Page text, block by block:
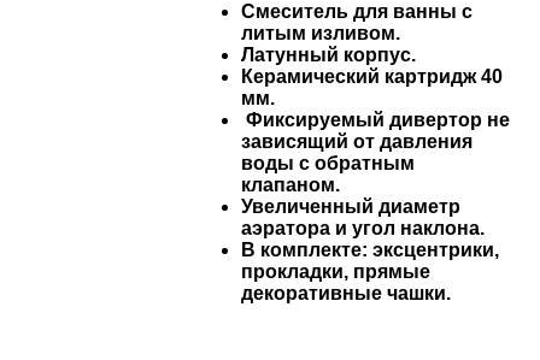
Смеситель для ванны с
литым изливом.
Латунный корпус.
Керамический картридж 40
мм.
Фиксируемый дивертор не
зависящий от давления
воды с обратным
клапаном.
Увеличенный диаметр
аэратора и угол наклона.
В комплекте: эксцентрики,
прокладки, прямые
декоративные чашки.